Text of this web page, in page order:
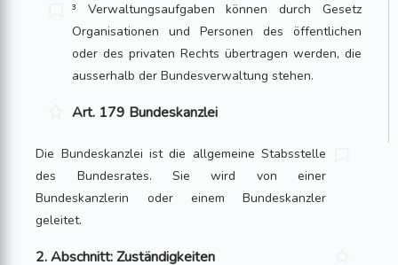
³ Verwaltungsaufgaben können durch Gesetz
Organisationen und Personen des öffentlichen
oder des privaten Rechts übertragen werden, die
ausserhalb der Bundes­verwaltung stehen.
Art. 179 Bundeskanzlei
Die Bundeskanzlei ist die allgemeine Stabsstelle
des Bundesrates. Sie wird von einer
Bundeskanzlerin oder einem Bundeskanzler
geleitet.
2. Abschnitt: Zuständigkeiten